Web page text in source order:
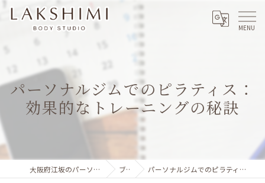
パーソナルジムでのピラティス：
効果的なトレーニングの秘訣
大阪府江坂のパーソナルジムならLAKSHIMI ブログ パーソナルジムでのピラティス：効果的なトレーニングの秘訣